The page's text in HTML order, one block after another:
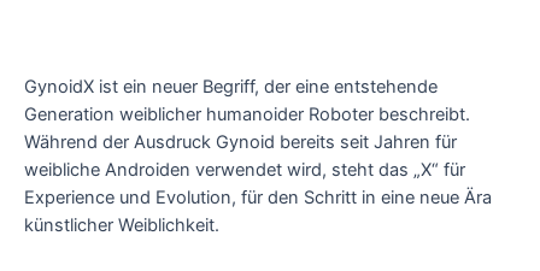
GynoidX ist ein neuer Begriff, der eine entstehende
Generation weiblicher humanoider Roboter beschreibt.
Während der Ausdruck Gynoid bereits seit Jahren für
weibliche Androiden verwendet wird, steht das „X“ für
Experience und Evolution, für den Schritt in eine neue Ära
künstlicher Weiblichkeit.